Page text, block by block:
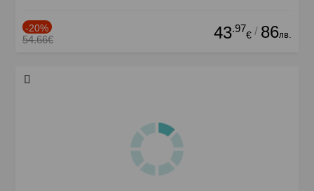
-20%
54.66€ 43.97
€ / 86лв.